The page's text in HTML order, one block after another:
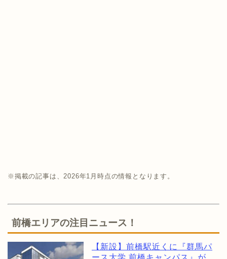
※掲載の記事は、2026年1月時点の情報となります。
前橋エリアの注目ニュース！
【新設】前橋駅近くに『群馬パ